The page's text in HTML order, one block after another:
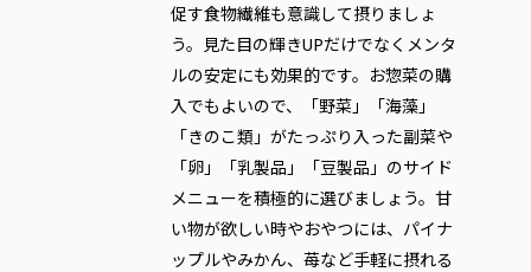
促す食物繊維も意識して摂りましょ
う。見た目の輝きUPだけでなくメンタ
ルの安定にも効果的です。お惣菜の購
入でもよいので、「野菜」「海藻」
「きのこ類」がたっぷり入った副菜や
「卵」「乳製品」「豆製品」のサイド
メニューを積極的に選びましょう。甘
い物が欲しい時やおやつには、パイナ
ップルやみかん、苺など手軽に摂れる